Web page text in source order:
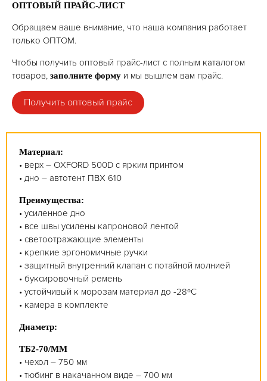
ОПТОВЫЙ ПРАЙС-ЛИСТ
Обращаем ваше внимание, что наша компания работает
только ОПТОМ.
Чтобы получить оптовый прайс-лист с полным каталогом
товаров, заполните форму и мы вышлем вам прайс.
Получить оптовый прайс
Материал:
• верх – OXFORD 500D с ярким принтом
• дно – автотент ПВХ 610
Преимущества:
• усиленное дно
• все швы усилены капроновой лентой
• светоотражающие элементы
• крепкие эргономичные ручки
• защитный внутренний клапан с потайной молнией
• буксировочный ремень
• устойчивый к морозам материал до -28ºС
• камера в комплекте
Диаметр:
ТБ2-70/ММ
• чехол – 750 мм
• тюбинг в накачанном виде – 700 мм